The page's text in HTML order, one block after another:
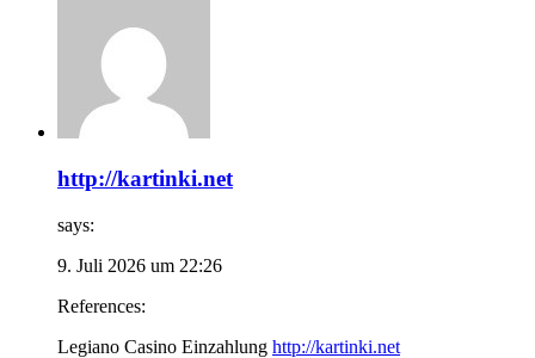
http://kartinki.net
says:
9. Juli 2026 um 22:26
References:
Legiano Casino Einzahlung http://kartinki.net